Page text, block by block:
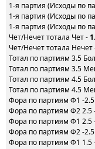
1-я партия (Исходы по
1-я партия (Исходы по
1-я партия (Исходы по
Чет/Нечет тотала Чет -
Чет/Нечет тотала Нечет
Тотал по партиям 3.5
Тотал по партиям 3.5
Тотал по партиям 4.5
Тотал по партиям 4.5
Фора по партиям Ф1 -
Фора по партиям Ф2 2.5
Фора по партиям Ф1 2.5
Фора по партиям Ф2 -
Фора по партиям Ф1 1.5